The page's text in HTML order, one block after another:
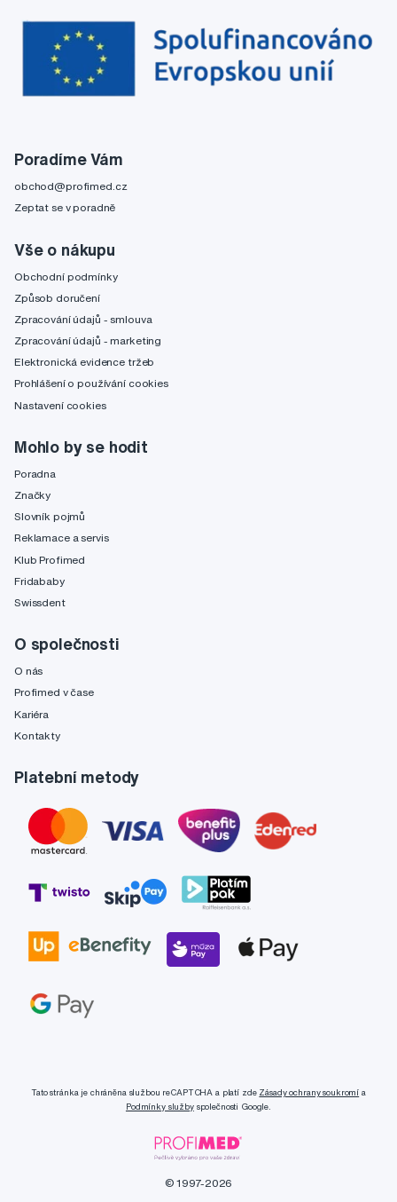
Poradíme Vám
obchod@profimed.cz
Zeptat se v poradně
Vše o nákupu
Obchodní podmínky
Způsob doručení
Zpracování údajů - smlouva
Zpracování údajů - marketing
Elektronická evidence tržeb
Prohlášení o používání cookies
Nastavení cookies
Mohlo by se hodit
Poradna
Značky
Slovník pojmů
Reklamace a servis
Klub Profimed
Fridababy
Swissdent
O společnosti
O nás
Profimed v čase
Kariéra
Kontakty
Platební metody
Tato stránka je chráněna službou reCAPTCHA a platí zde Zásady ochrany soukromí a
Podmínky službyspolečnosti Google.
© 1997-2026